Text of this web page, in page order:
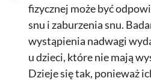
fizycznej może być
snu i zaburzenia snu.
wystąpienia nadwagi
u dzieci, które nie mają
Dzieje się tak, ponieważ